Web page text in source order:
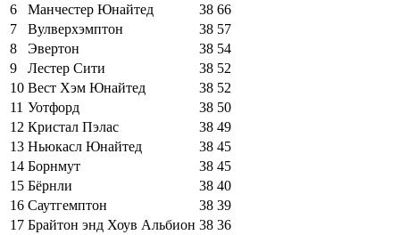
6
Манчестер Юнайтед 38 66
7
Вулверхэмптон 38 57
8
Эвертон 38 54
9
Лестер Сити 38 52
10 Вест Хэм Юнайтед 38 52
11 Уотфорд 38 50
12 Кристал Пэлас 38 49
13 Ньюкасл Юнайтед 38 45
14 Борнмут 38 45
15 Бёрнли 38 40
16 Саутгемптон 38 39
17 Брайтон энд Хоув Альбион 38 36